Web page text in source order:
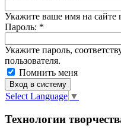
Укажите ваше имя на сайте
Пароль: *
Укажите пароль,
пользователя.
Помнить меня
Select Language ▼
Технологии